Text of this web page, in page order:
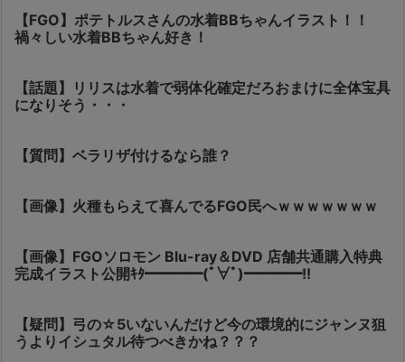
【FGO】ポテトルスさんの水着BBちゃんイラスト！！
禍々しい水着BBちゃん好き！
【話題】リリスは水着で弱体化確定だろおまけに全体宝具
になりそう・・・
【質問】ベラリザ付けるなら誰？
【画像】火種もらえて喜んでるFGO民へｗｗｗｗｗｗｗ
【画像】FGOソロモン Blu-ray＆DVD 店舗共通購入特典
完成イラスト公開ｷﾀ━━━━(ﾟ∀ﾟ)━━━━!!
【疑問】弓の☆5いないんだけど今の環境的にジャンヌ狙
うよりイシュタル待つべきかね？？？